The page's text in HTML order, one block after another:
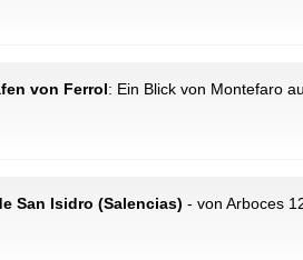
von Ferrol: Ein Blick von Montefaro
San Isidro (Salencias) - von Arboces